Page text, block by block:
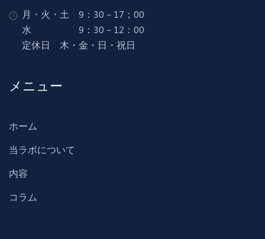
月・火・土 9：30－17；00
水 9：30－12：00
定休日 木・金・日・祝日
メニュー
ホーム
当ラボについて
内容
コラム